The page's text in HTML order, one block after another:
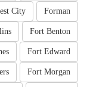
Forman
City
Fort Benton
Fort Edward
Fort Morgan